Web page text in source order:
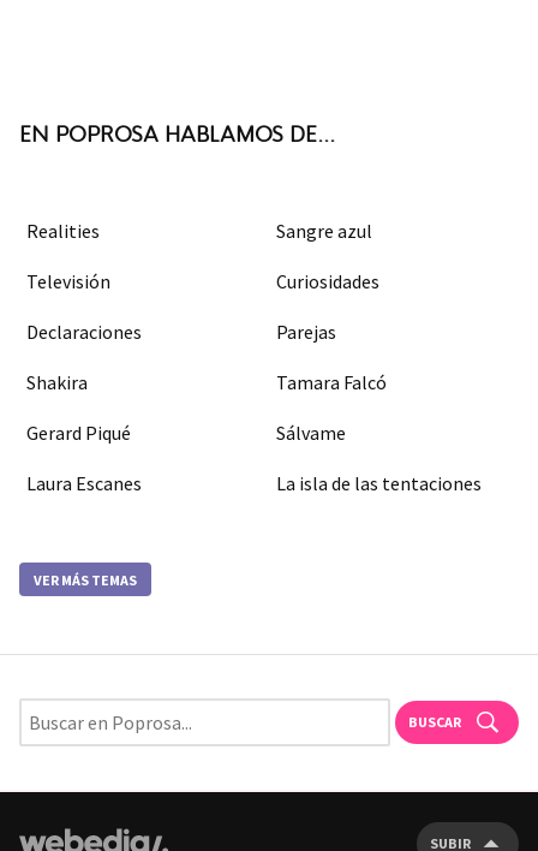
EN POPROSA HABLAMOS DE...
Realities Sangre azul
Televisión Curiosidades
Declaraciones Parejas
Shakira Tamara Falcó
Gerard Piqué Sálvame
Laura Escanes La isla de las tentaciones
VER MÁS TEMAS
BUSCAR
SUBIR